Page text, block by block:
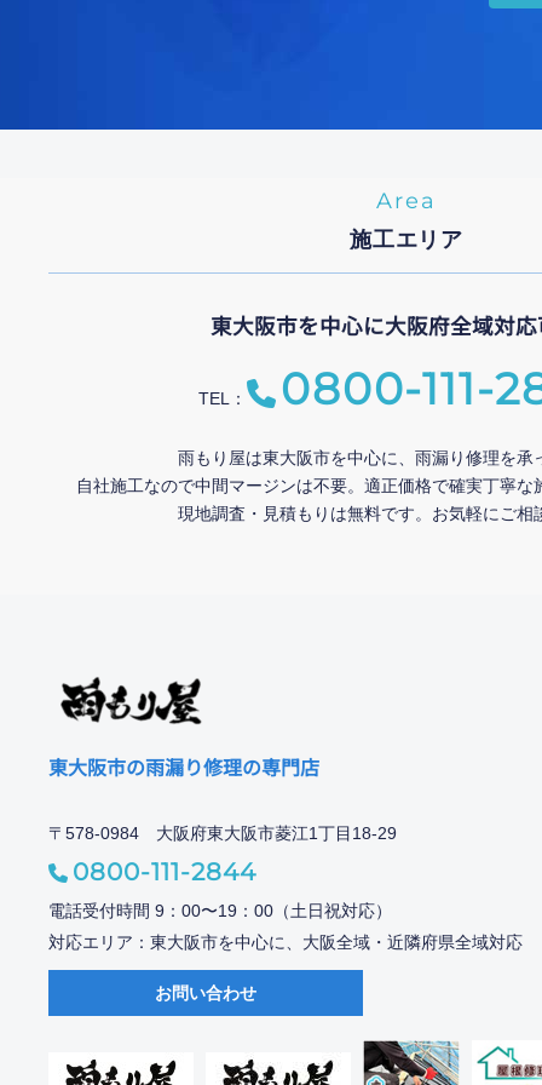
施工エリア
Area
東大阪市を中心に大阪府全域対
TEL： 0800-111-
雨もり屋は東大阪市を中心に、雨漏り修理を承
自社施工なので中間マージンは不要。適正価格で確実丁寧な
現地調査・見積もりは無料です。お気軽にご相
東大阪市の雨漏り修理の専門店
〒578-0984 大阪府東大阪市菱江1丁目18-29
0800-111-2844
電話受付時間 9：00〜19：00（土日祝対応）
対応エリア：東大阪市を中心に、大阪全域・近隣府県全域対応
お問い合わせ